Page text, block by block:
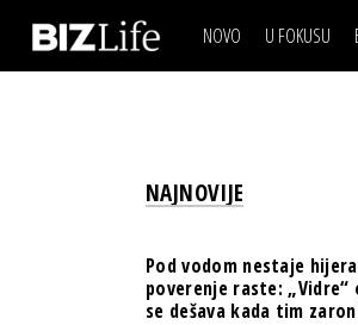
NOVO U FOKUSU
IZJAVA
NAJNOVIJE
Pod vodom nestaje
poverenje raste:
se dešava kada tim